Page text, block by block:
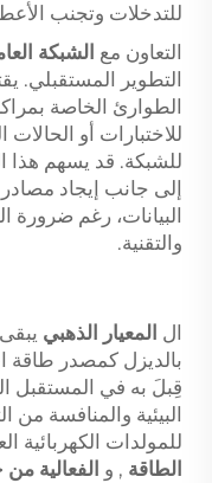
للتدخلات وتجنب
التعاون مع الشبكة
التطوير المستقبلي.
الطوارئ الخاصة
للاختبارات أو
للشبكة. قد يسهم هذا
إلى جانب إيجاد
البيانات، رغم ضرورة
والتقنية.
ال المعيار الذهبي
بالديزل كمصدر طاقة
قِبلَ به في المستقبل
البيئية والمنافسة من
للمولدات الكهربائية
الطاقة , و الفعالية